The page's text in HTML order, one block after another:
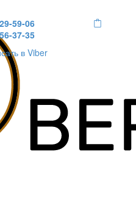
59-06
37-35
в Viber